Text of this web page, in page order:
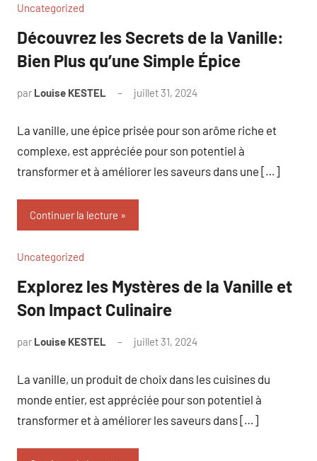
Uncategorized
Découvrez les Secrets de la Vanille:
Bien Plus qu’une Simple Épice
par Louise KESTEL juillet 31, 2024
La vanille, une épice prisée pour son arôme riche et
complexe, est appréciée pour son potentiel à
transformer et à améliorer les saveurs dans une […]
Continuer la lecture
Uncategorized
Explorez les Mystères de la Vanille et
Son Impact Culinaire
par Louise KESTEL juillet 31, 2024
La vanille, un produit de choix dans les cuisines du
monde entier, est appréciée pour son potentiel à
transformer et à améliorer les saveurs dans […]